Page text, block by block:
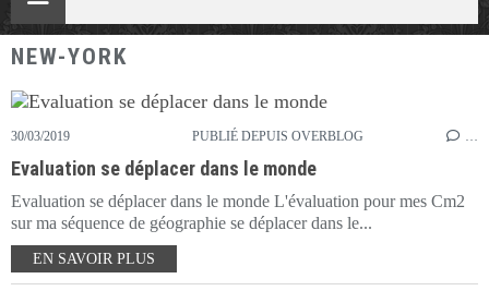
NEW-YORK
30/03/2019 PUBLIÉ DEPUIS OVERBLOG …
Evaluation se déplacer dans le monde
Evaluation se déplacer dans le monde L'évaluation pour mes Cm2
sur ma séquence de géographie se déplacer dans le...
EN SAVOIR PLUS